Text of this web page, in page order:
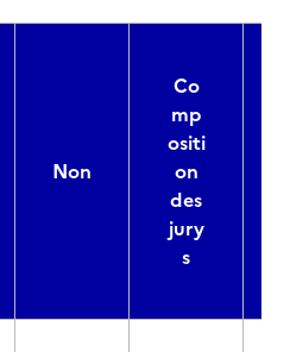
Non
Co
mp
ositi
on
des
jury
s